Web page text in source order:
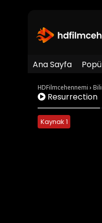
Ana Sayfa
HDFilmcehennemi ›
Resurrection
Kaynak 1